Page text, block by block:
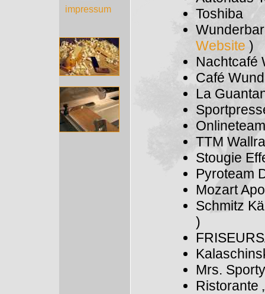
impressum
Toshiba
Website )
Nachtcafé
Café
La
Onlineteam
TTM
Stougie
Pyroteam
Mozart
Schmitz
)
Mrs. Sporty
Ristorante